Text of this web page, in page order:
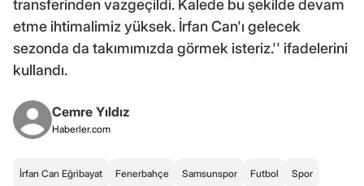
transferinden vazgeçildi. Kalede bu şekilde devam
etme ihtimalimiz yüksek. İrfan Can'ı gelecek
sezonda da takımımızda görmek isteriz.'' ifadelerini
kullandı.
Cemre Yıldız
Haberler.com
İrfan Can Eğribayat Fenerbahçe Samsunspor Futbol Spor